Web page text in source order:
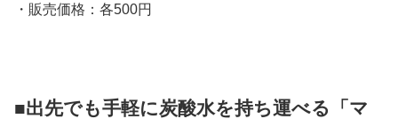
・販売価格：各500円
■出先でも手軽に炭酸水を持ち運べる「マ